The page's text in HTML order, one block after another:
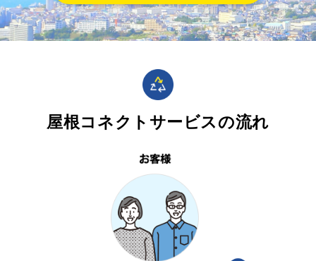
屋根コネクトサービスの流れ